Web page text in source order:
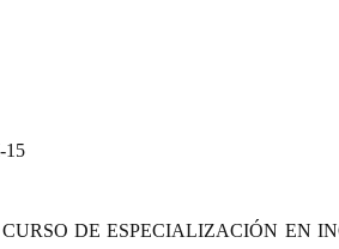
15
DE ESPECIALIZACIÓN EN